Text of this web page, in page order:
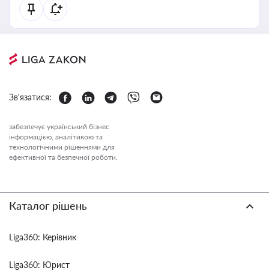
Зв'язатися:
забезпечує український бізнес
інформацією, аналітикою та
технологічними рішеннями для
ефективної та безпечної роботи.
Каталог рішень
Liga360: Керівник
Liga360: Юрист